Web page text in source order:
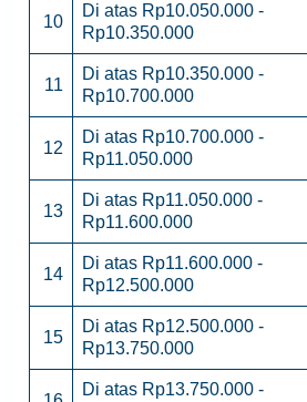
10
Di atas Rp10.050.000 -
Rp10.350.000
11
Di atas Rp10.350.000 -
Rp10.700.000
12
Di atas Rp10.700.000 -
Rp11.050.000
13
Di atas Rp11.050.000 -
Rp11.600.000
14
Di atas Rp11.600.000 -
Rp12.500.000
15
Di atas Rp12.500.000 -
Rp13.750.000
Di atas Rp13.750.000 -